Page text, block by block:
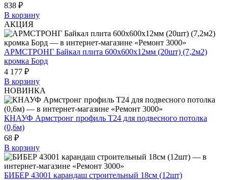
838 ₽
В корзину
АКЦИЯ
АРМСТРОНГ Байкал плита 600х600х12мм (20шт) (7,2м2)
кромка Борд
4 177 ₽
В корзину
НОВИНКА
КНАУФ Армстронг профиль Т24 для подвесного потолка
(0,6м)
68 ₽
В корзину
БИБЕР 43001 карандаш строительный 18см (12шт)